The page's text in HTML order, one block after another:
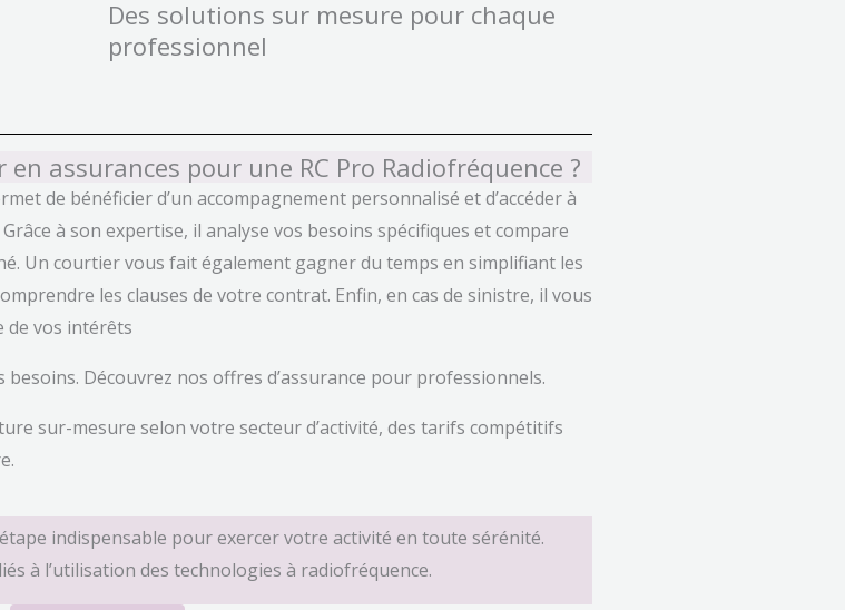
Des solutions sur mesure pour chaque
professionnel
assurances pour une RC Pro Radiofréquence ?
de bénéficier d’un accompagnement personnalisé et d’accéder à
à son expertise, il analyse vos besoins spécifiques et compare
Un courtier vous fait également gagner du temps en simplifiant les
les clauses de votre contrat. Enfin, en cas de sinistre, il vous
de vos intérêts
Découvrez nos offres d’assurance pour professionnels.
sur-mesure selon votre secteur d’activité, des tarifs compétitifs
indispensable pour exercer votre activité en toute sérénité.
à l’utilisation des technologies à radiofréquence.